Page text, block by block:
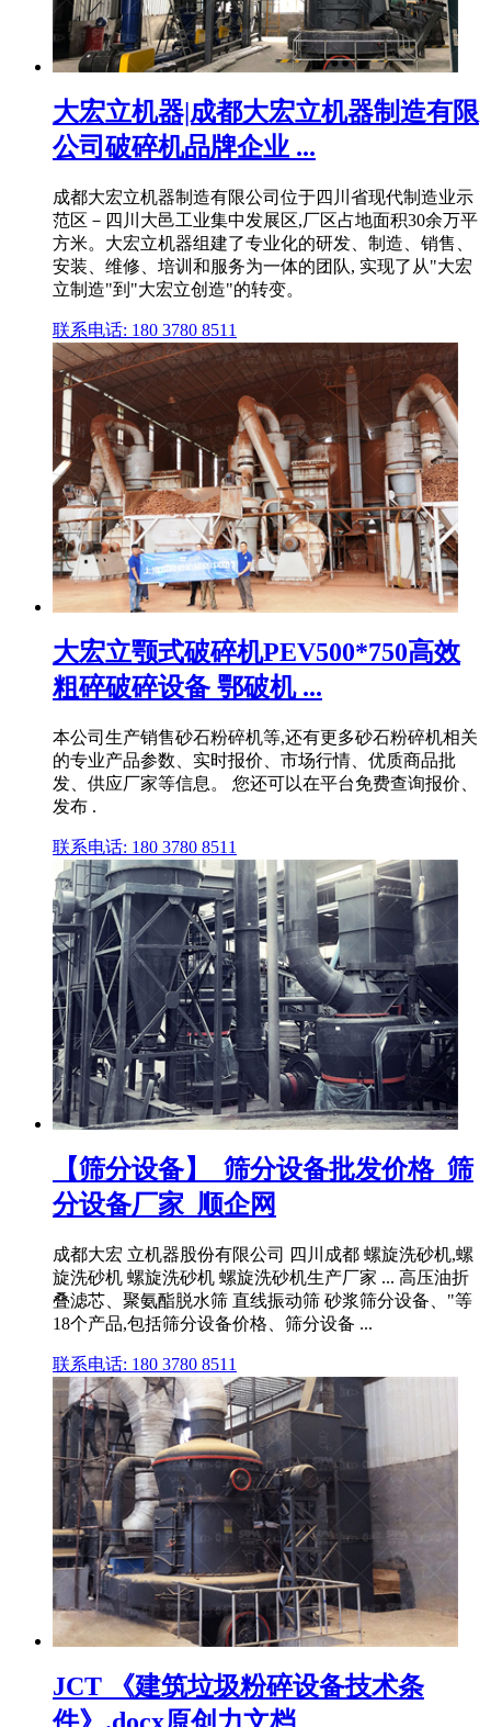
大宏立机器|成都大宏立机器制造有限
公司破碎机品牌企业 ...
成都大宏立机器制造有限公司位于四川省现代制造业示
范区－四川大邑工业集中发展区,厂区占地面积30余万平
方米。大宏立机器组建了专业化的研发、制造、销售、
安装、维修、培训和服务为一体的团队, 实现了从"大宏
立制造"到"大宏立创造"的转变。
联系电话: 180 3780 8511
大宏立颚式破碎机PEV500*750高效
粗碎破碎设备 鄂破机 ...
本公司生产销售砂石粉碎机等,还有更多砂石粉碎机相关
的专业产品参数、实时报价、市场行情、优质商品批
发、供应厂家等信息。 您还可以在平台免费查询报价、
发布 .
联系电话: 180 3780 8511
【筛分设备】_筛分设备批发价格_筛
分设备厂家_顺企网
成都大宏 立机器股份有限公司 四川成都 螺旋洗砂机,螺
旋洗砂机 螺旋洗砂机 螺旋洗砂机生产厂家 ... 高压油折
叠滤芯、聚氨酯脱水筛 直线振动筛 砂浆筛分设备、"等
18个产品,包括筛分设备价格、筛分设备 ...
联系电话: 180 3780 8511
JCT 《建筑垃圾粉碎设备技术条
件》.docx原创力文档